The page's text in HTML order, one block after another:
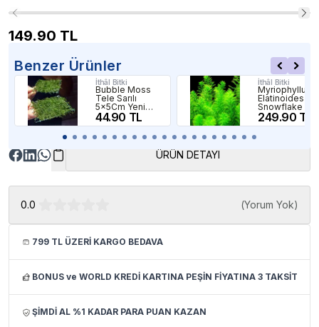
149.90 TL
Benzer Ürünler
İthâl Bitki
Bubble Moss
Tele Sarılı
5x5Cm Yeni
Sarım Canlı Bitki
44.90 TL
İthâl Bitki
Myriophyllum
Elatinoides
Snowflake In
Vitro Canlı Bitki
249.90 TL
ÜRÜN DETAYI
0.0 (Yorum Yok)
799 TL ÜZERİ KARGO BEDAVA
BONUS ve WORLD KREDİ KARTINA PEŞİN FİYATINA 3 TAKSİT
ŞİMDİ AL %1 KADAR PARA PUAN KAZAN